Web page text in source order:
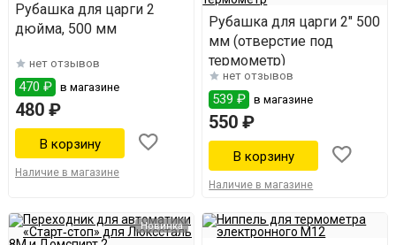
Рубашка для царги 2
дюйма, 500 мм
нет отзывов
470 ₽ в магазине
480 ₽
Наличие в магазине
Рубашка для царги 2" 500
мм (отверстие под
термометр)
нет отзывов
539 ₽ в магазине
550 ₽
Наличие в магазине
Новинка